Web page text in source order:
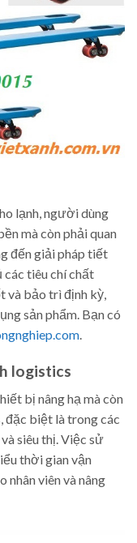
lạnh, người dùng
mà còn phải quan
đến giải pháp tiết
các tiêu chí chất
và bảo trì định kỳ,
sản phẩm. Bạn có
.
logistics
bị nâng hạ mà còn
đặc biệt là trong các
siêu thị. Việc sử
thời gian vận
nhân viên và nâng